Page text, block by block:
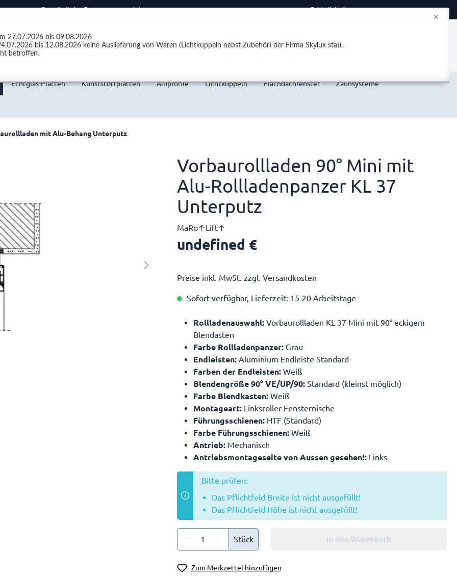
Persönliche Beratung +49 (0)2301 9889540 E-Mail Anfrage
Echtglas-Platten Kunststoffplatten Aluprofile Lichtkuppeln Flachdachfenster Zaunsysteme
mit Alu-Behang Unterputz
Vorbaurollladen 90° Mini mit
Alu-Rollladenpanzer KL 37
Unterputz
MaRo↑Lift↑
undefined €
Preise inkl. MwSt. zzgl. Versandkosten
Sofort verfügbar, Lieferzeit: 15-20 Arbeitstage
Rollladenauswahl: Vorbaurollladen KL 37 Mini mit 90° eckigem
Blendasten
Farbe Rollladenpanzer: Grau
Endleisten: Aluminium Endleiste Standard
Farben der Endleisten: Weiß
Blendengröße 90° VE/UP/90: Standard (kleinst möglich)
Farbe Blendkasten: Weiß
Montageart: Linksroller Fensternische
Führungsschienen: HTF (Standard)
Farbe Führungsschienen: Weiß
Antrieb: Mechanisch
Antriebsmontageseite von Aussen gesehen!: Links
Bitte prüfen:
Das Pflichtfeld Breite ist nicht ausgefüllt!
Das Pflichtfeld Höhe ist nicht ausgefüllt!
Stück In den Warenkorb
Zum Merkzettel hinzufügen
27.07.2026 bis 09.08.2026
bis 12.08.2026 keine Auslieferung von Waren (Lichtkuppeln nebst Zubehör) der Firma Skylux statt.
betroffen.